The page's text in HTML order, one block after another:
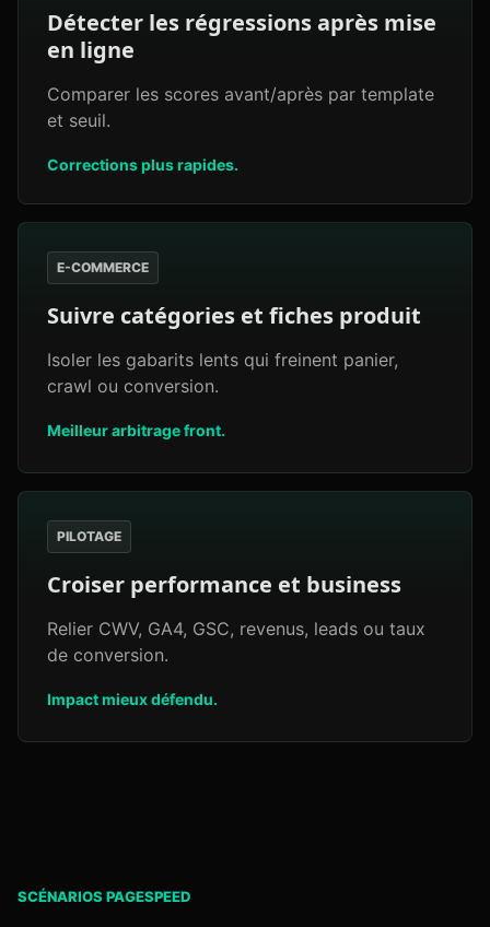
Détecter les régressions après mise
en ligne
Comparer les scores avant/après par template
et seuil.
Corrections plus rapides.
E-COMMERCE
Suivre catégories et fiches produit
Isoler les gabarits lents qui freinent panier,
crawl ou conversion.
Meilleur arbitrage front.
PILOTAGE
Croiser performance et business
Relier CWV, GA4, GSC, revenus, leads ou taux
de conversion.
Impact mieux défendu.
SCÉNARIOS PAGESPEED